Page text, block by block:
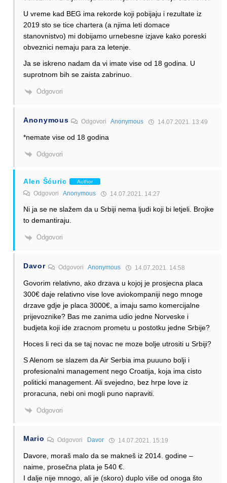
U vreme kad BEG ima rekorde koji pobijaju i rezultate iz
2019 sto se tice chartera (a njima leti domace
stanovnistvo) mi dobijamo urnebesne izjave kako poreski
obveznici nemaju para za letenje.
Ja se iskreno nadam da vi imate vise od 18 godina. U
suprotnom bih se zaista zabrinuo.
Odgovori
Anonymous OdgovoriAnonymous 14.07.2021. 13:49
*nemate vise od 18 godina
Odgovori
Alen Šćuric Author
Odgovori Anonymous 14.07.2021. 14:27
Ni ja se ne slažem da u Srbiji nema ljudi koji bi letjeli. Brojke
to demantiraju.
Odgovori
Davor Odgovori Anonymous 14.07.2021. 14:58
Govorim relativno, ako drzava u kojoj je prosjecna placa
300€ daje relativno vise love aviokompaniji nego mnoge
drzave gdje je placa 3000€, a imaju samo komercijalne
prijevoznike? Bas me zanima udio jedne Norveske i
budjeta koji ide zracnom prometu u postotku jedne Srbije?
Hoces li reci da se taj novac ne moze bolje utrositi u Srbiji?
S Alenom se slazem da Air Serbia ima puuuno bolji i
profesionalni management nego Croatija, koja ima cisto
politicki management. Ali svejedno, bez hrpe love iz
proracuna, nebi oni mogli puno napraviti.
Odgovori
Mario Odgovori Davor 14.07.2021. 15:19
Davore, moraš malo da se makneš iz 2014. godine –
naime, prosečna plata je 540 €.
I dalje nije mnogo, ali je (skoro) duplo više od onoga što